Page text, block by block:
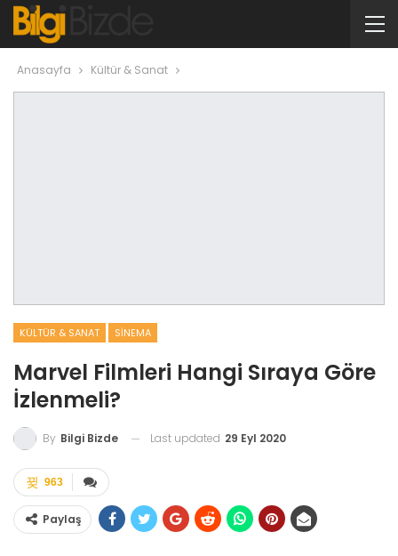
Anasayfa Kültür & Sanat
KÜLTÜR & SANAT SINEMA
Marvel Filmleri Hangi Sıraya Göre
İzlenmeli?
By Bilgi Bizde Last updated 29 Eyl 2020
963
Paylaş